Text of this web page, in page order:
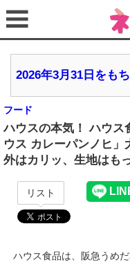
2026年3月31日をも
フード
ハウスの本気！ ハウス
ウス カレーパンノヒ」
外はカリッ、生地はも
リスト
ハウス食品は、阪急うめだ